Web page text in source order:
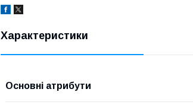
Характеристики
Основні атрибути